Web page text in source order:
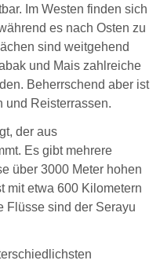
Im Westen finden sich
es nach Osten zu
sind weitgehend
und Mais zahlreiche
Beherrschend aber ist
und Reisterrassen.
der aus
Es gibt mehrere
über 3000 Meter hohen
mit etwa 600 Kilometern
Flüsse sind der Serayu